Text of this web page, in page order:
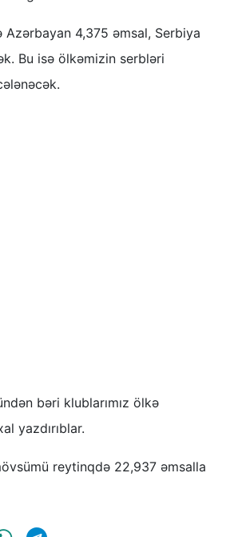
Azərbayan 4,375 əmsal, Serbiya
Bu isə ölkəmizin serbləri
bəri klublarımız ölkə
yazdırıblar.
reytinqdə 22,937 əmsalla